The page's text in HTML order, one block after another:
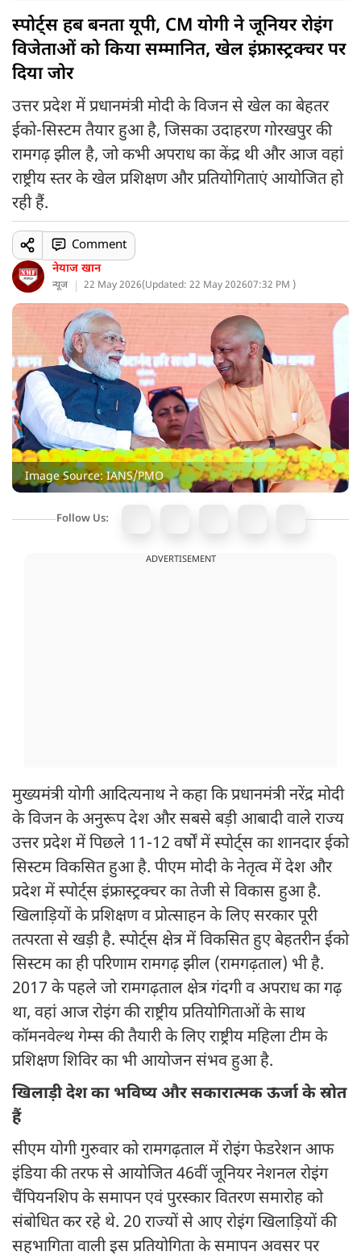
स्पोर्ट्स हब बनता यूपी, CM योगी ने जूनियर रोइंग
विजेताओं को किया सम्मानित, खेल इंफ्रास्ट्रक्चर पर
दिया जोर
उत्तर प्रदेश में प्रधानमंत्री मोदी के विजन से खेल का बेहतर
ईको-सिस्टम तैयार हुआ है, जिसका उदाहरण गोरखपुर की
रामगढ़ झील है, जो कभी अपराध का केंद्र थी और आज वहां
राष्ट्रीय स्तर के खेल प्रशिक्षण और प्रतियोगिताएं आयोजित हो
रही हैं.
नेयाज खान
न्यूज 22 May 2026(Updated: 22 May 202607:32 PM )
Comment
Image Source: IANS/PMO
Follow Us:
ADVERTISEMENT
मुख्यमंत्री योगी आदित्यनाथ ने कहा कि प्रधानमंत्री नरेंद्र मोदी
के विजन के अनुरूप देश और सबसे बड़ी आबादी वाले राज्य
उत्तर प्रदेश में पिछले 11-12 वर्षों में स्पोर्ट्स का शानदार ईको
सिस्टम विकसित हुआ है. पीएम मोदी के नेतृत्व में देश और
प्रदेश में स्पोर्ट्स इंफ्रास्ट्रक्चर का तेजी से विकास हुआ है.
खिलाड़ियों के प्रशिक्षण व प्रोत्साहन के लिए सरकार पूरी
तत्परता से खड़ी है. स्पोर्ट्स क्षेत्र में विकसित हुए बेहतरीन ईको
सिस्टम का ही परिणाम रामगढ़ झील (रामगढ़ताल) भी है.
2017 के पहले जो रामगढ़ताल क्षेत्र गंदगी व अपराध का गढ़
था, वहां आज रोइंग की राष्ट्रीय प्रतियोगिताओं के साथ
कॉमनवेल्थ गेम्स की तैयारी के लिए राष्ट्रीय महिला टीम के
प्रशिक्षण शिविर का भी आयोजन संभव हुआ है.
खिलाड़ी देश का भविष्य और सकारात्मक ऊर्जा के स्रोत
हैं
सीएम योगी गुरुवार को रामगढ़ताल में रोइंग फेडरेशन आफ
इंडिया की तरफ से आयोजित 46वीं जूनियर नेशनल रोइंग
चैंपियनशिप के समापन एवं पुरस्कार वितरण समारोह को
संबोधित कर रहे थे. 20 राज्यों से आए रोइंग खिलाड़ियों की
सहभागिता वाली इस प्रतियोगिता के समापन अवसर पर